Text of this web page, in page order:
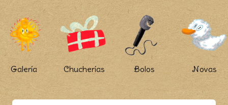
Galería Chucherías Bolos Novas